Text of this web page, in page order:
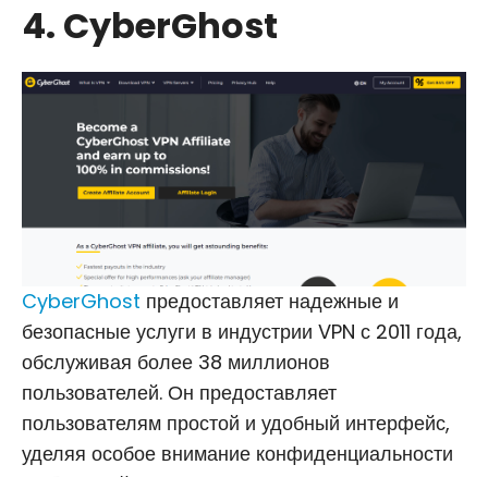
4. CyberGhost
CyberGhost предоставляет надежные и
безопасные услуги в индустрии VPN с 2011 года,
обслуживая более 38 миллионов
пользователей. Он предоставляет
пользователям простой и удобный интерфейс,
уделяя особое внимание конфиденциальности